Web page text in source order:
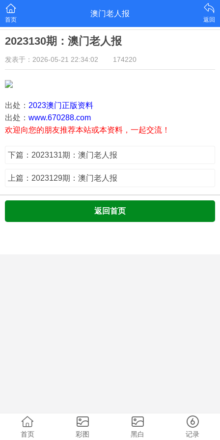
首页
澳门老人报
返回
2023130期：澳门老人报
发表于：2026-05-21 22:34:02 174220
出处： 2023澳门正版资料
出处： www.670288.com
欢迎向您的朋友推荐本站或本资料，一起交流！
下篇：2023131期：澳门老人报
上篇：2023129期：澳门老人报
返回首页
首页 彩图 黑白 记录